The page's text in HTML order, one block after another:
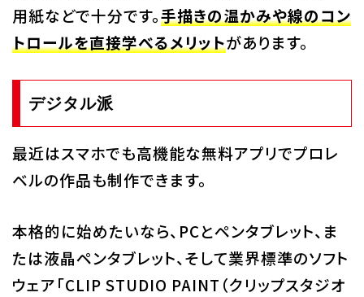
用紙などで十分です。手描きの温かみや線のコン
トロールを直接学べるメリットがあります。
デジタル派
最近はスマホでも高機能な無料アプリでプロレ
ベルの作品も制作できます。
本格的に始めたいなら、PCとペンタブレット、ま
たは液晶ペンタブレット、そして業界標準のソフト
ウェア「CLIP STUDIO PAINT（クリップスタジオ